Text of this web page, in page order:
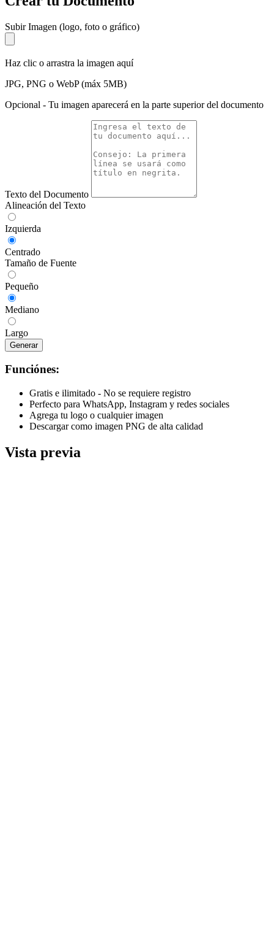
Subir Imagen (logo, foto o gráfico)
Haz clic o arrastra la imagen aquí
JPG, PNG o WebP (máx 5MB)
Opcional - Tu imagen aparecerá en la parte superior del documento
Texto del Documento
Alineación del Texto
Izquierda
Centrado
Tamaño de Fuente
Pequeño
Mediano
Largo
Generar
Funciónes:
Gratis e ilimitado - No se requiere registro
Perfecto para WhatsApp, Instagram y redes sociales
Agrega tu logo o cualquier imagen
Descargar como imagen PNG de alta calidad
Vista previa